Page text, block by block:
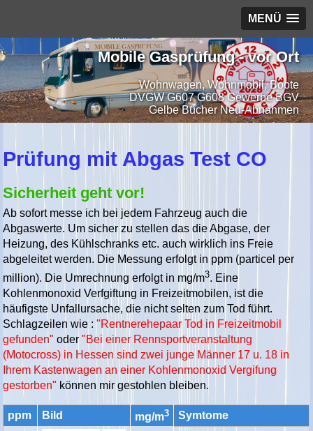
MENÜ
Mobile Gasprüfung - vor Ort
Wohnwagen, Wohnmobil, Boote
DVGW G607 G608 Gewerbe BGV
Gelbe Bücher Neu-Abnahmen
Prüfung mit Abgas Test CO
Sicherheit geht vor!
Ab sofort messe ich bei jedem Fahrzeug auch die
Abgaswerte. Um sicher zu stellen das die Abgase, der
Heizung, des Kühlschranks etc. auch wirklich ins Freie
abgeleitet werden. Die Messung erfolgt in ppm (particel per
million). Die Umrechnung erfolgt in mg/m3. Eine
Kohlenmonoxid Verfgiftung in Freizeitmobilen, ist die
häufigste Unfallursache, die nicht selten zum Tod führt.
Schlagzeilen wie :"Rentnerehepaar Tod in Freizeitmobil
gefunden" oder"Bei einer Rennsportveranstaltung
(Motocross) in Hessen sind zwei junge Männer 17 u. 18 in
Ihrem Kastenwagen an einer Kohlenmonoxid Vergifung
gestorben" können mir gestohlen bleiben.
ppm Bild mg/m3 Symtome